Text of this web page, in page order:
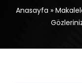
Anasayfa »